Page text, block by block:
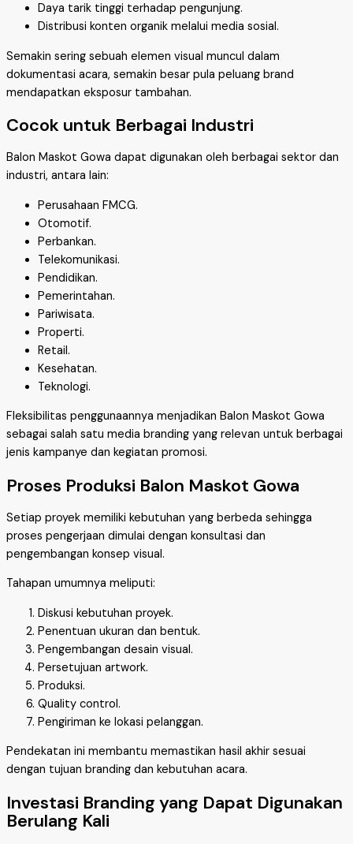
Daya tarik tinggi terhadap pengunjung.
Distribusi konten organik melalui media sosial.
Semakin sering sebuah elemen visual muncul dalam
dokumentasi acara, semakin besar pula peluang brand
mendapatkan eksposur tambahan.
Cocok untuk Berbagai Industri
Balon Maskot Gowa dapat digunakan oleh berbagai sektor dan
industri, antara lain:
Perusahaan FMCG.
Otomotif.
Perbankan.
Telekomunikasi.
Pendidikan.
Pemerintahan.
Pariwisata.
Properti.
Retail.
Kesehatan.
Teknologi.
Fleksibilitas penggunaannya menjadikan Balon Maskot Gowa
sebagai salah satu media branding yang relevan untuk berbagai
jenis kampanye dan kegiatan promosi.
Proses Produksi Balon Maskot Gowa
Setiap proyek memiliki kebutuhan yang berbeda sehingga
proses pengerjaan dimulai dengan konsultasi dan
pengembangan konsep visual.
Tahapan umumnya meliputi:
Diskusi kebutuhan proyek.
Penentuan ukuran dan bentuk.
Pengembangan desain visual.
Persetujuan artwork.
Produksi.
Quality control.
Pengiriman ke lokasi pelanggan.
Pendekatan ini membantu memastikan hasil akhir sesuai
dengan tujuan branding dan kebutuhan acara.
Investasi Branding yang Dapat Digunakan
Berulang Kali